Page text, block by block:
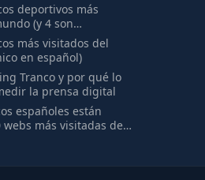
deportivos más
(y 4 son
más visitados del
en español)
Tranco y por qué lo
la prensa digital
españoles están
más visitadas del